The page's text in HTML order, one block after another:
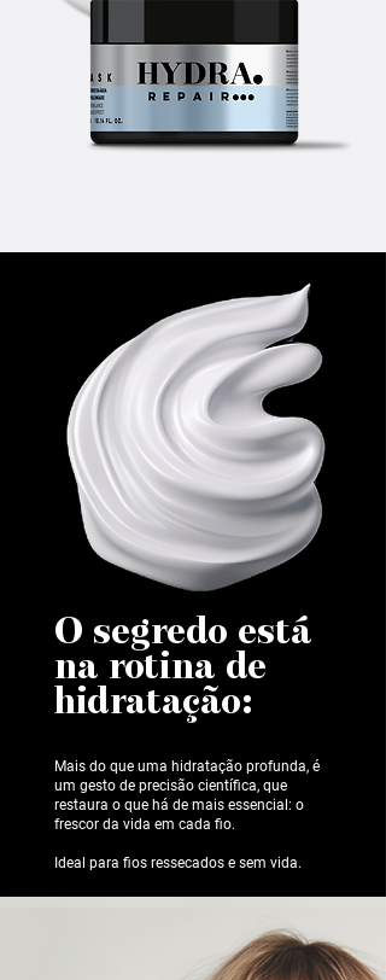
O segredo está
na rotina de
hidratação:
Mais do que uma hidratação profunda, é
um gesto de precisão científica, que
restaura o que há de mais essencial: o
frescor da vida em cada fio.
Ideal para fios ressecados e sem vida.